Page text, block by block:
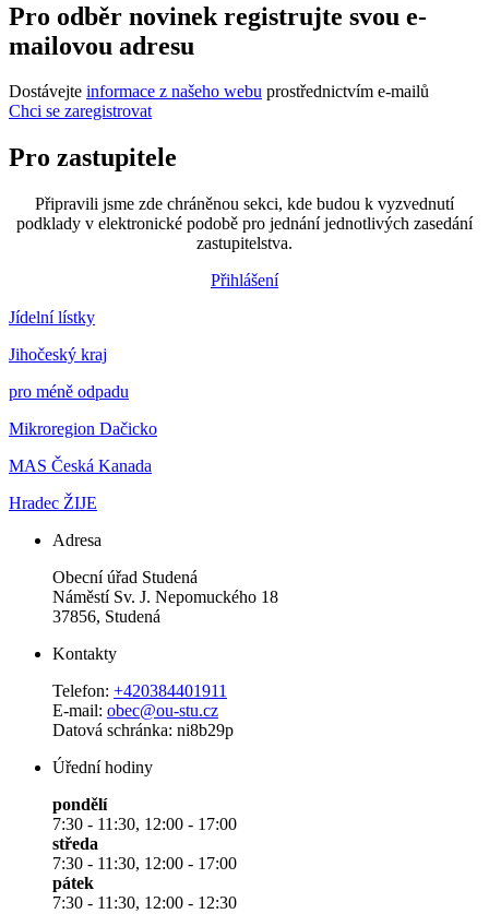
Pro odběr novinek registrujte svou e-
mailovou adresu
Dostávejte informace z našeho webu prostřednictvím e-mailů
Chci se zaregistrovat
Pro zastupitele
Připravili jsme zde chráněnou sekci, kde budou k vyzvednutí
podklady v elektronické podobě pro jednání jednotlivých zasedání
zastupitelstva.
Přihlášení
Jídelní lístky
Jihočeský kraj
pro méně odpadu
Mikroregion Dačicko
MAS Česká Kanada
Hradec ŽIJE
Adresa
Obecní úřad Studená
Náměstí Sv. J. Nepomuckého 18
37856, Studená
Kontakty
Telefon: +420384401911
E-mail: obec@ou-stu.cz
Datová schránka: ni8b29p
Úřední hodiny
pondělí
7:30 - 11:30, 12:00 - 17:00
středa
7:30 - 11:30, 12:00 - 17:00
pátek
7:30 - 11:30, 12:00 - 12:30